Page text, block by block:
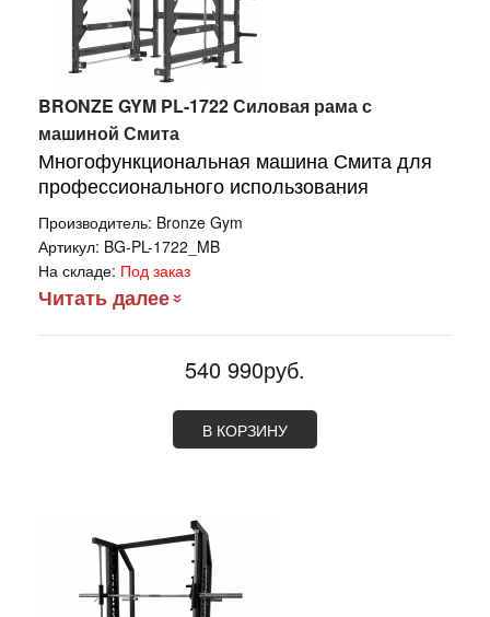
BRONZE GYM PL-1722 Силовая рама с
машиной Смита
Многофункциональная машина Смита для
профессионального использования
Производитель: Bronze Gym
Артикул: BG-PL-1722_MB
На складе: Под заказ
Читать далее
540 990руб.
В КОРЗИНУ